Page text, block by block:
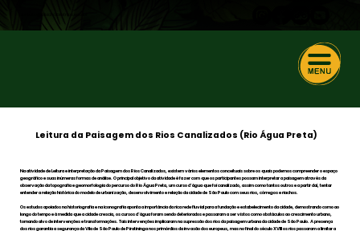
Leitura da Paisagem dos Rios Canalizados (Rio Água Preta)
Na atividade de Leitura e interpretação da Paisagem dos Rios Canalizados, existem vários elementos conceituais sobre os quais podemos compreender o espaço
geográfico e suas inúmeras formas de análise. O principal objetivo da atividade é fazer com que os participantes possam interpretar a paisagem através da
observação da topografia e geomorfologia do percurso do Rio Água Preta, um curso d’água que foi canalizado, assim como tantos outros e a partir daí, tentar
entender a relação histórica do modelo de urbanização, desenvolvimento e relação da cidade de São Paulo com seus rios, córregos e riachos.
Os estudos apoiados na historiografia e na iconografia aponta a importância da rica rede fluvial para a fundação e estabelecimento da cidade, demostrando como ao
longo do tempo e à medida que a cidade crescia, os cursos d’água foram sendo deteriorados e passaram a ser vistos como obstáculos ao crescimento urbano,
tornando alvo de intervenções e transformações. Tais intervenções implicaram na supressão dos rios da paisagem urbana da cidade de São Paulo. A presença
dos rios garantia a segurança da Vila de São Paulo de Piratininga nos primórdios da invasão dos europeus, mas no final do século XVIII os rios passaram a limitar a